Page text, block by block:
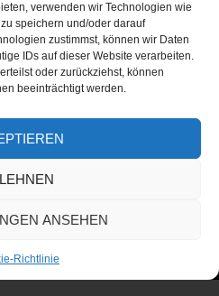
verwenden wir Technologien wie
speichern und/oder darauf
zustimmst, können wir Daten
IDs auf dieser Website verarbeiten.
oder zurückziehst, können
beeinträchtigt werden.
ANSEHEN
Richtlinie
| ALTAMANN.com